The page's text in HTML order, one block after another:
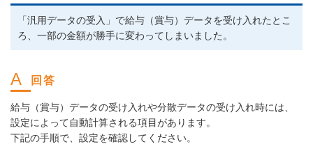
「汎用データの受入」で給与（賞与）データを受け入れたとこ
ろ、一部の金額が勝手に変わってしまいました。
給与（賞与）データの受け入れや分散データの受け入れ時には、
設定によって自動計算される項目があります。
下記の手順で、設定を確認してください。